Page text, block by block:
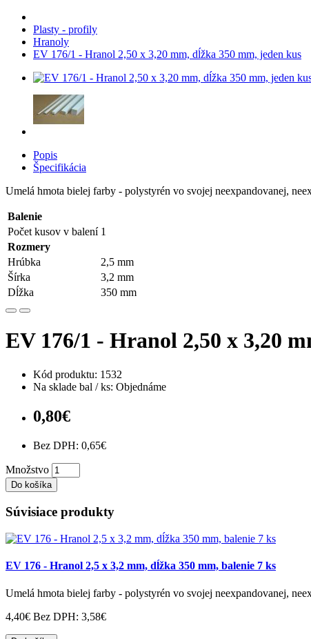
Plasty - profily
Hranoly
EV 176/1 - Hranol 2,50 x 3,20 mm, dĺžka 350 mm, jeden kus
Popis
Špecifikácia
Umelá hmota bielej farby - polystyrén vo svojej neexpandovanej,
Balenie
Počet kusov v balení 1
Rozmery
Hrúbka
2,5 mm
Šírka
3,2 mm
Dĺžka
350 mm
EV 176/1 - Hranol 2,50 x 3,20
Kód produktu: 1532
Na sklade bal / ks: Objednáme
0,80€
Bez DPH: 0,65€
Množstvo
Do košíka
Súvisiace produkty
EV 176 - Hranol 2,5 x 3,2 mm, dĺžka 350 mm, balenie 7 ks
Umelá hmota bielej farby - polystyrén vo svojej neexpandovanej,
4,40€ Bez DPH: 3,58€